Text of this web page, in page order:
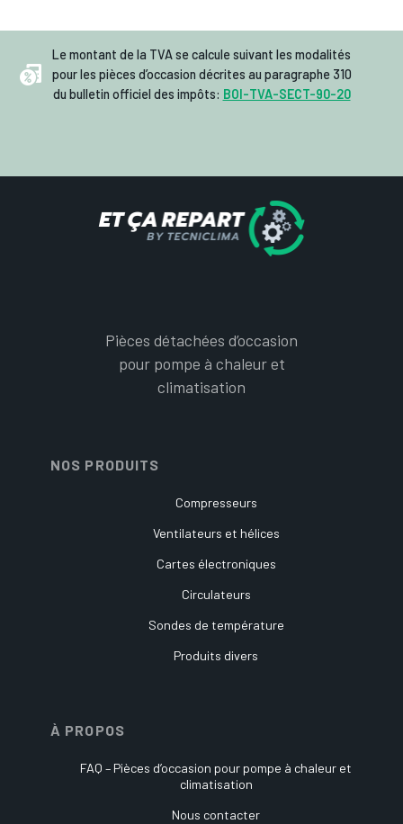
Le montant de la TVA se calcule suivant les modalités
pour les pièces d’occasion décrites au paragraphe 310
du bulletin officiel des impôts: BOI-TVA-SECT-90-20
Pièces détachées d’occasion
pour pompe à chaleur et
climatisation
NOS PRODUITS
Compresseurs
Ventilateurs et hélices
Cartes électroniques
Circulateurs
Sondes de température
Produits divers
À PROPOS
FAQ – Pièces d’occasion pour pompe à chaleur et
climatisation
Nous contacter